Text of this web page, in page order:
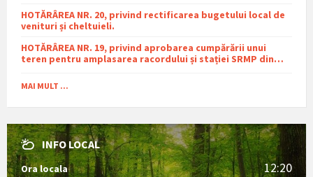
HOTĂRÂREA NR. 20, privind rectificarea bugetului local de
venituri și cheltuieli.
HOTĂRÂREA NR. 19, privind aprobarea cumpărării unui
teren pentru amplasarea racordului și stației SRMP din
comuna Sutești.
MAI MULT ...
INFO LOCAL
Ora locala 12:20